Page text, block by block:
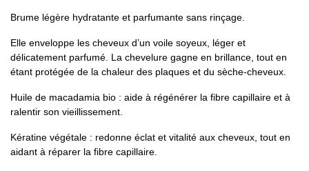
Brume légère hydratante et parfumante sans rinçage.
Elle enveloppe les cheveux d’un voile soyeux, léger et
délicatement parfumé. La chevelure gagne en brillance, tout en
étant protégée de la chaleur des plaques et du sèche-cheveux.
Huile de macadamia bio : aide à régénérer la fibre capillaire et à
ralentir son vieillissement.
Kératine végétale : redonne éclat et vitalité aux cheveux, tout en
aidant à réparer la fibre capillaire.